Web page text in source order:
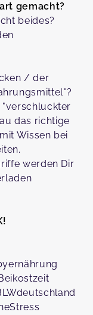
gemacht?
beides?
/ der
"verschluckter
das richtige
Wissen bei
werden Dir